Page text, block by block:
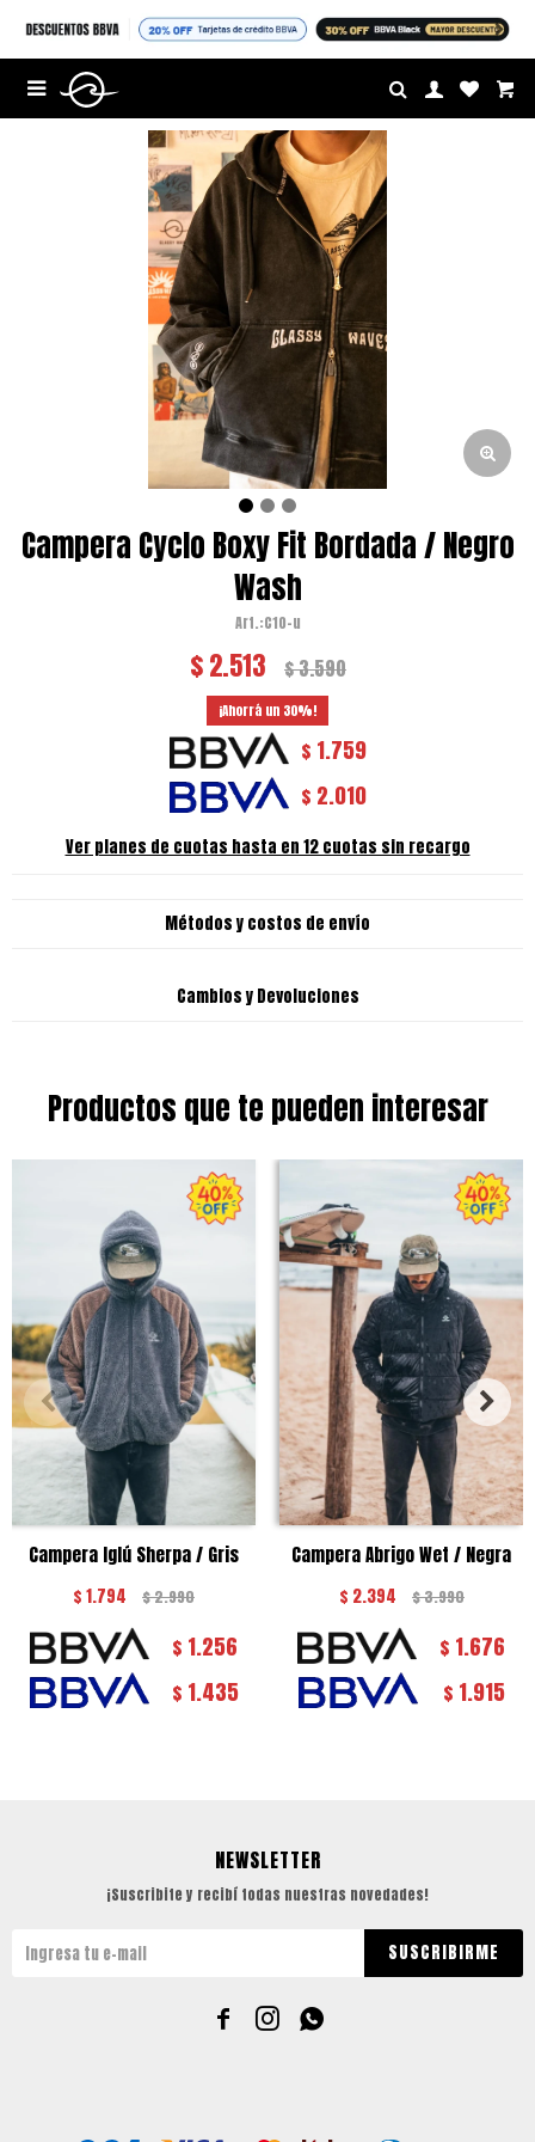


Campera Cyclo Boxy Fit Bordada / Negro
Wash
C10-u
$2.513 $3.590
30
$ 1.759
$ 2.010
Ver planes de cuotas hasta en 12 cuotas sin recargo
Métodos y costos de envío
Cambios y Devoluciones
Productos que te pueden interesar
Campera Iglú Sherpa / Gris
$1.794 $2.990
$ 1.256
$ 1.435
Campera Abrigo Wet / Negra
$ 2.394 $3.990
$ 1.676
$ 1.915
NEWSLETTER
¡Suscribite y recibí todas nuestras novedades!
SUSCRIBIRME
  